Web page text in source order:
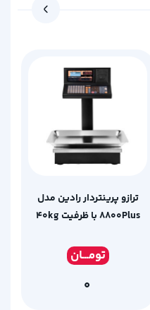
ترازو پرینتردار رادین مدل
۸۸۰۰Plus با ظرفیت ۴۰kg
تومـــان